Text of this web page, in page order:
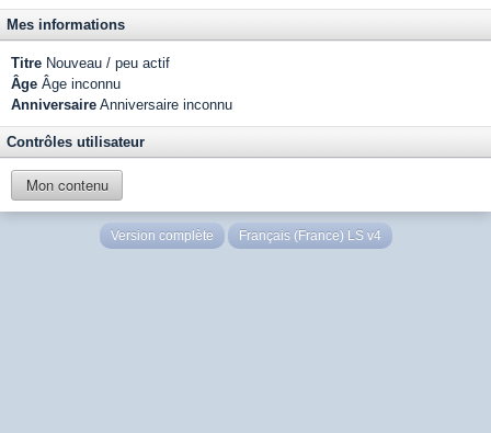
Mes informations
Titre Nouveau / peu actif
Âge Âge inconnu
Anniversaire Anniversaire inconnu
Contrôles utilisateur
Mon contenu
Version complète Français (France) LS v4